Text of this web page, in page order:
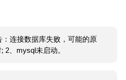
：连接数据库失败，可能的原
2、mysql未启动。